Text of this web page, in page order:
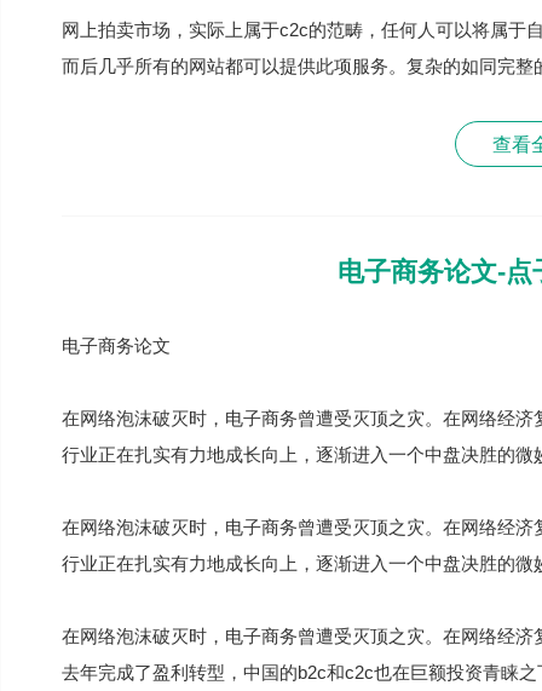
网上拍卖市场，实际上属于c2c的范畴，任何人可以将属于
而后几乎所有的网站都可以提供此项服务。复杂的如同完
查看
电子商务论文-
电子商务论文
在网络泡沫破灭时，电子商务曾遭受灭顶之灾。在网络经
行业正在扎实有力地成长向上，逐渐进入一个中盘决胜的微
在网络泡沫破灭时，电子商务曾遭受灭顶之灾。在网络经
行业正在扎实有力地成长向上，逐渐进入一个中盘决胜的微
在网络泡沫破灭时，电子商务曾遭受灭顶之灾。在网络经
去年完成了盈利转型，中国的b2c和c2c也在巨额投资青睐